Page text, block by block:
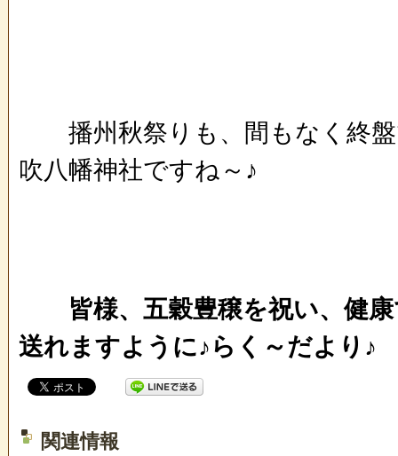
播州秋祭りも、間もなく終
吹八幡神社ですね～♪
皆様、五穀豊穣を祝い、健康
送れますように♪らく～だより♪
関連情報